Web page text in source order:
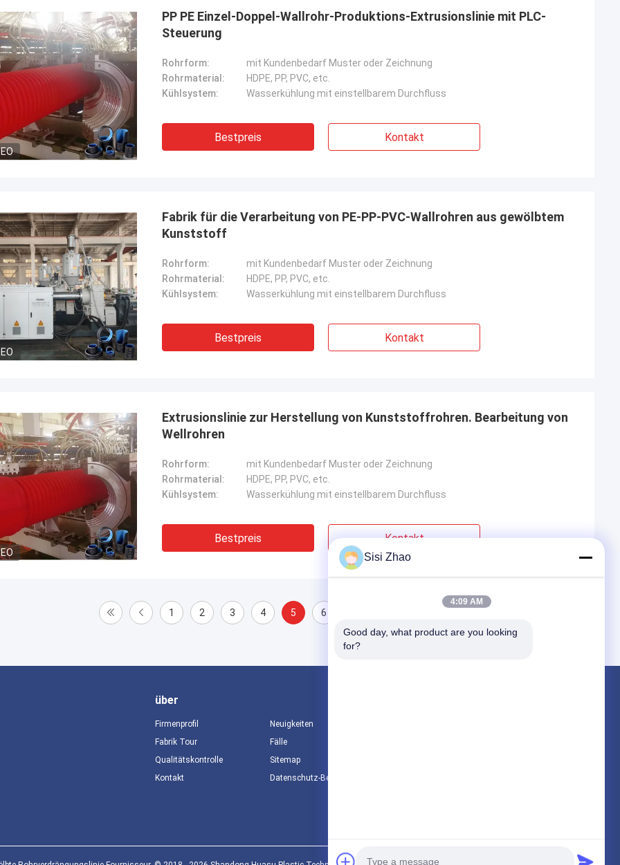
PP PE Einzel-Doppel-Wallrohr-Produktions-Extrusionslinie mit PLC-
Steuerung
Rohrform:
mit Kundenbedarf Muster oder Zeichnung
Rohrmaterial:
HDPE, PP, PVC, etc.
Kühlsystem:
Wasserkühlung mit einstellbarem Durchfluss
Bestpreis Kontakt
Fabrik für die Verarbeitung von PE-PP-PVC-Wallrohren aus gewölbtem
Kunststoff
Rohrform:
mit Kundenbedarf Muster oder Zeichnung
Rohrmaterial:
HDPE, PP, PVC, etc.
Kühlsystem:
Wasserkühlung mit einstellbarem Durchfluss
Bestpreis Kontakt
Extrusionslinie zur Herstellung von Kunststoffrohren. Bearbeitung von
Wellrohren
Rohrform:
mit Kundenbedarf Muster oder Zeichnung
Rohrmaterial:
HDPE, PP, PVC, etc.
Kühlsystem:
Wasserkühlung mit einstellbarem Durchfluss
Bestpreis Kontakt
1 2 3 4 5 6
über
Firmenprofil
Fabrik Tour
Qualitätskontrolle
Kontakt
Neuigkeiten
Fälle
Sitemap
Datenschutz-Bestimmungen
Sisi Zhao
4:09 AM
Good day, what product are you looking
for?